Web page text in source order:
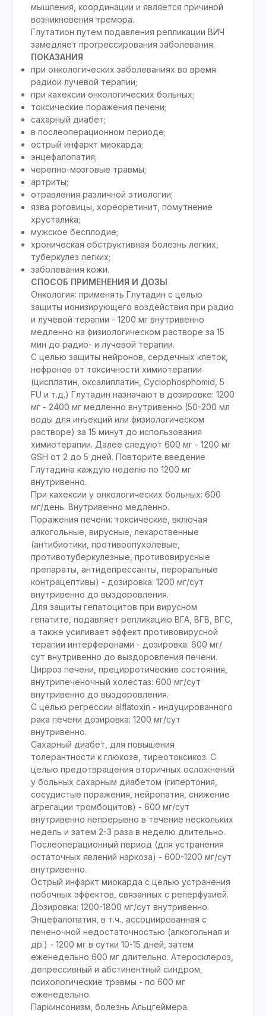
мышления, координации и является причиной
возникновения тремора.
Глутатион путем подавления репликации ВИЧ
замедляет прогрессирования заболевания.
ПОКАЗАНИЯ
при онкологических заболеваниях во время
радиои лучевой терапии;
при кахексии онкологических больных;
токсические поражения печени;
сахарный диабет;
в послеоперационном периоде;
острый инфаркт миокарда;
энцефалопатия;
черепно-мозговые травмы;
артриты;
отравления различной этиологии;
язва роговицы, хореоретинит, помутнение
хрусталика;
мужское бесплодие;
хроническая обструктивная болезнь легких,
туберкулез легких;
заболевания кожи.
СПОСОБ ПРИМЕНЕНИЯ И ДОЗЫ
Онкология: применять Глутадин c целью
защиты ионизирующего воздействия при радио
и лучевой терапии - 1200 мг внутривенно
медленно на физиологическом растворе за 15
мин до радио- и лучевой терапии.
С целью защиты нейронов, сердечных клеток,
нефронов от токсичности химиотерапии
(цисплатин, оксалиплатин, Cyclophosphomid, 5
FU и т.д.) Глутадин назначают в дозировке: 1200
мг - 2400 мг медленно внутривенно (50-200 мл
воды для инъекций или физиологическом
растворе) за 15 минут до использования
химиотерапии. Далее следуют 600 мг - 1200 мг
GSH от 2 до 5 дней. Повторите введение
Глутадина каждую неделю по 1200 мг
внутривенно.
При кахексии у онкологических больных: 600
мг/день. Внутривенно медленно.
Поражения печени: токсические, включая
алкогольные, вирусные, лекарственные
(антибиотики, противоопухолевые,
противотуберкулезные, противовирусные
препараты, антидепрессанты, пероральные
контрацептивы) - дозировка: 1200 мг/сут
внутривенно до выздоровления.
Для защиты гепатоцитов при вирусном
гепатите, подавляет репликацию ВГА, ВГВ, ВГС,
а также усиливает эффект противовирусной
терапии интерферонами - дозировка: 600 мг/
сут внутривенно до выздоровления печени.
Цирроз печени, прецирротические состояния,
внутрипеченочный холестаз: 600 мг/сут
внутривенно до выздоровления.
С целью регрессии alflatoxin - индуцированного
рака печени дозировка: 1200 мг/сут
внутривенно.
Сахарный диабет, для повышения
толерантности к глюкозе, тиреотоксикоз. C
целью предотвращения вторичных осложнений
у больных сахарным диабетом (гипертония,
сосудистые поражения, нейропатия, снижение
агрегации тромбоцитов) - 600 мг/сут
внутривенно непрерывно в течение нескольких
недель и затем 2-3 раза в неделю длительно.
Послеоперационный период (для устранения
остаточных явлений наркоза) - 600-1200 мг/сут
внутривенно.
Острый инфаркт миокарда с целью устранения
побочных эффектов, связанных с реперфузией.
Дозировка: 1200-1800 мг/сут внутривенно.
Энцефалопатия, в т.ч., ассоциированная с
печеночной недостаточностью (алкогольная и
др.) - 1200 мг в сутки 10-15 дней, затем
еженедельно 600 мг длительно. Атеросклероз,
депрессивный и абстинентный синдром,
психологические травмы - по 600 мг
еженедельно.
Паркинсонизм, болезнь Альцгеймера.